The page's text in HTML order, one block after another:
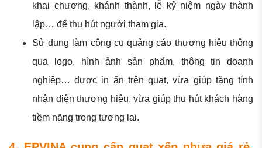
khai chương, khánh thành, lễ kỷ niệm ngày thành
lập… để thu hút người tham gia.
Sử dụng làm công cụ quảng cáo thương hiệu thông
qua logo, hình ảnh sản phẩm, thông tin doanh
nghiệp… được in ấn trên quạt, vừa giúp tăng tính
nhận diện thương hiệu, vừa giúp thu hút khách hàng
tiềm năng trong tương lai.